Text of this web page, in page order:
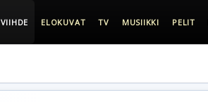
VIIHDE ELOKUVAT TV MUSIIKKI PELIT